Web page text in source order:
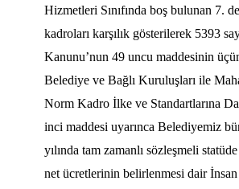
Hizmetleri Sınıfında boş bulunan 7.
kadroları karşılık gösterilerek 5393
Kanunu’nun 49 uncu maddesinin
Belediye ve Bağlı Kuruluşları ile
Norm Kadro İlke ve Standartlarına
inci maddesi uyarınca Belediyemiz
yılında tam zamanlı sözleşmeli statüde
net ücretlerinin belirlenmesi dair